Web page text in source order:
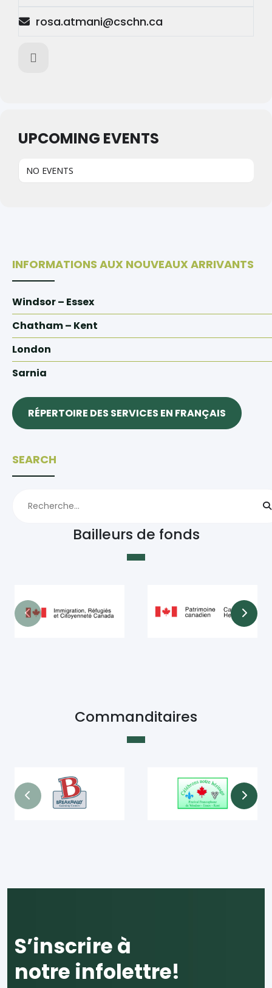
rosa.atmani@cschn.ca
UPCOMING EVENTS
NO EVENTS
INFORMATIONS AUX NOUVEAUX ARRIVANTS
Windsor – Essex
Chatham – Kent
London
Sarnia
RÉPERTOIRE DES SERVICES EN FRANÇAIS
SEARCH
Bailleurs de fonds
Commanditaires
S’inscrire à
notre infolettre!